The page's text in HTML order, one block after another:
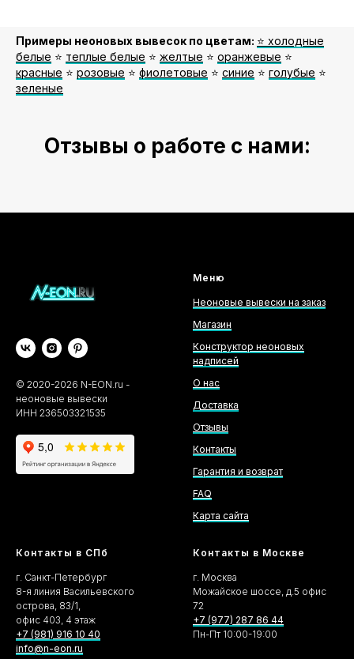
Примеры неоновых вывесок по цветам: ⭐️ холодные
белые ⭐️ теплые белые ⭐️ желтые ⭐️ оранжевые ⭐️
красные ⭐️ розовые ⭐️ фиолетовые ⭐️ синие ⭐️ голубые ⭐️
зеленые
Отзывы о работе с нами:
© 2020-2026 N-EON.ru -
неоновые вывески
ИНН 236503321535
Меню
Неоновые вывески на заказ
Магазин
Конструктор неоновых
надписей
О нас
Доставка
Отзывы
Контакты
Гарантия и возврат
FAQ
Карта сайта
Контакты в СПб
г. Санкт-Петербург
8-я линия Васильевского
острова, 83/1,
офис 403, 4 этаж
+7 (981) 916 10 40
info@n-eon.ru
Контакты в Москве
г. Москва
Можайское шоссе, д.5 офис
72
+7 (977) 287 86 44
Пн-Пт 10:00-19:00